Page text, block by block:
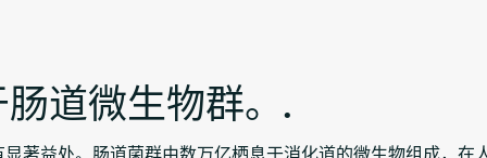
道微生物群。.
著益处。肠道菌群由数万亿栖息于消化道的微生物组成，在